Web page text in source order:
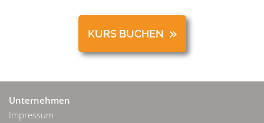
KURS BUCHEN
Unternehmen
Impressum